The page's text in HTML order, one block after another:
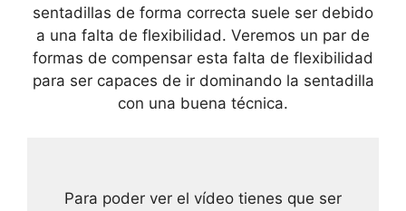
sentadillas de forma correcta suele ser debido
a una falta de flexibilidad. Veremos un par de
formas de compensar esta falta de flexibilidad
para ser capaces de ir dominando la sentadilla
con una buena técnica.
Para poder ver el vídeo tienes que ser